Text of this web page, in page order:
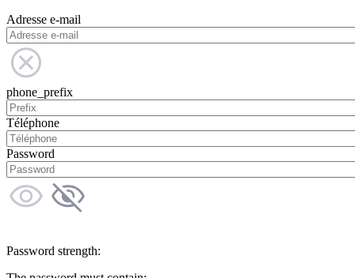
Adresse e-mail
phone_prefix
Téléphone
Password
Password strength: